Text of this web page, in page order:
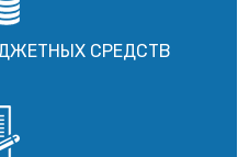
СРЕДСТВ